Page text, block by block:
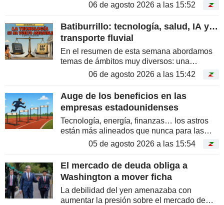
06 de agosto 2026 a las 15:52
Batiburrillo: tecnología, salud, IA y…
transporte fluvial
En el resumen de esta semana abordamos
temas de ámbitos muy diversos: una
oportunidad para enriquecer tu cultura
general, comprender el retorno del S&P 500
a un nivel más equilibrado y, como extra,...
06 de agosto 2026 a las 15:42
Auge de los beneficios en las
empresas estadounidenses
Tecnología, energía, finanzas… los astros
están más alineados que nunca para las
corporaciones estadounidenses
05 de agosto 2026 a las 15:54
El mercado de deuda obliga a
Washington a mover ficha
La debilidad del yen amenazaba con
aumentar la presión sobre el mercado de